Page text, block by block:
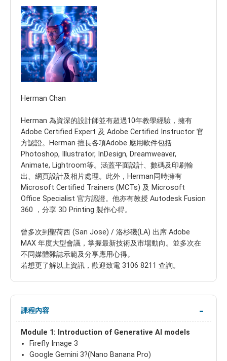
Herman Chan
Herman 為資深的設計師並有超過10年教學經驗，擁有
Adobe Certified Expert 及 Adobe Certified Instructor 官
方認證。Herman 擅長各項Adobe 應用軟件包括
Photoshop, Illustrator, InDesign, Dreamweaver,
Animate, Lightroom等。涵蓋平面設計、數碼及印刷輸
出、網頁設計及相片處理。此外，Herman同時擁有
Microsoft Certified Trainers (MCTs) 及 Microsoft
Office Specialist 官方認證。他亦有教授 Autodesk Fusion
360 ，分享 3D Printing 製作心得。
曾多次到聖荷西 (San Jose) / 洛杉磯(LA) 出席 Adobe
MAX 年度大型會議，掌握最新技術及市場動向。並多次在
不同媒體雜誌示範及分享應用心得。
若想更了解以上資訊，歡迎致電 3106 8211 查詢。
課程內容
Module 1: Introduction of Generative AI models
Firefly Image 3
Google Gemini 3?(Nano Banana Pro)